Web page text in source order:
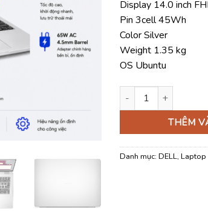
Display 14.0 inch
Pin 3cell 45Wh
Color Silver
Weight 1.35 kg
OS Ubuntu
Laptop Dell Pro 14
THÊM
Danh mục: DELL, Laptop